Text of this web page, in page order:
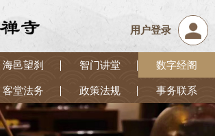
用户登录
海邑望刹 智门讲堂 数字经阁
客堂法务 政策法规 事务联系